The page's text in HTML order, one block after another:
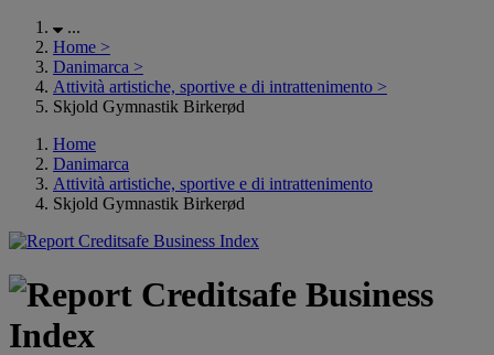
...
Home >
Danimarca >
Attività artistiche, sportive e di intrattenimento >
Skjold Gymnastik Birkerød
Home
Danimarca
Attività artistiche, sportive e di intrattenimento
Skjold Gymnastik Birkerød